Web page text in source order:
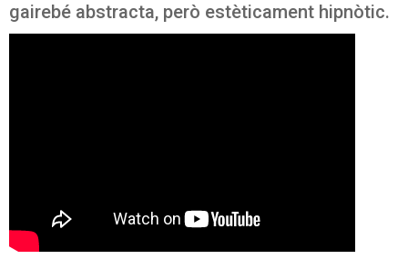
gairebé abstracta, però estèticament hipnòtic.